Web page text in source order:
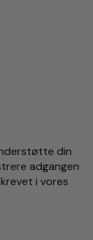
din
adgangen
i vores